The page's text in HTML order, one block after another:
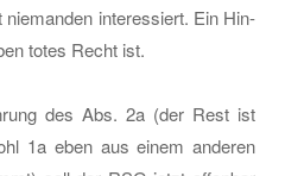
in­ter­es­siert. Ein Hin­
totes Recht ist.
des Abs. 2a (der Rest ist
1a eben aus einem an­de­ren